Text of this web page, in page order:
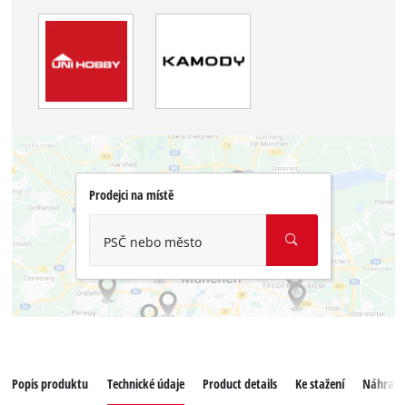
Prodejci na místě
PSČ nebo město
Popis produktu Technické údaje Product details Ke stažení